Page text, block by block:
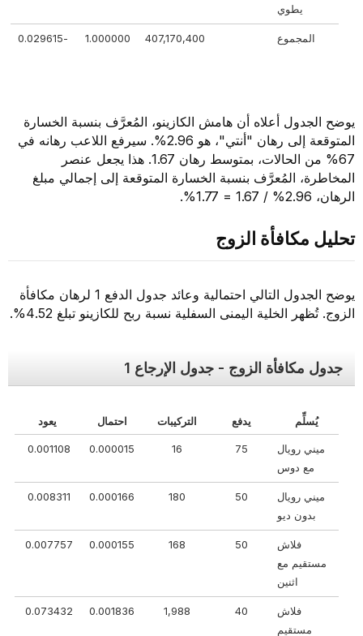
يطوي
المجموع 407,170,400
1.000000
يوضح الجدول أعلاه أن هامش الكازينو، المُعرَّف بنسبة الخسارة
المتوقعة إلى رهان "أنتي"، هو 2.96%. سيرفع اللاعب رهانه في
67% من الحالات، بمتوسط رهان 1.67. هذا يجعل عنصر
المخاطرة، المُعرَّف بنسبة الخسارة المتوقعة إلى إجمالي مبلغ
الرهان، 2.96% / 1.67 = 1.77%.
تحليل مكافأة الزوج
يوضح الجدول التالي احتمالية وعائد جدول الدفع 1 لرهان مكافأة
الزوج. تُظهر الخلية اليمنى السفلية نسبة ربح للكازينو تبلغ 4.52%.
جدول مكافأة الزوج - جدول الإرجاع 1
يُسلِّم يدفع التركيبات احتمال يعود
ميني رويال
مع دوس
75
16
0.000015
0.001108
ميني رويال
بدون ديو
50
180
0.000166
0.008311
فلاش
مستقيم مع
اثنين
50
168
0.000155
0.007757
فلاش
مستقيم
40
1,988
0.001836
0.073432